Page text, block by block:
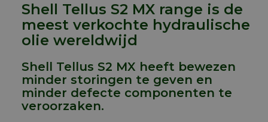
Shell Tellus S2 MX range is de
meest verkochte hydraulische
olie wereldwijd
Shell Tellus S2 MX heeft bewezen
minder storingen te geven en
minder defecte componenten te
veroorzaken.